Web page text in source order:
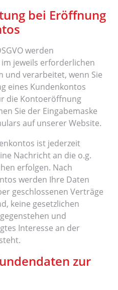
bei Eröffnung
werden
jeweils erforderlichen
und verarbeitet, wenn Sie
eines Kundenkontos
die Kontoeröffnung
Sie der Eingabemaske
auf unserer Website.
ist jederzeit
Nachricht an die o.g.
erfolgen. Nach
werden Ihre Daten
geschlossenen Verträge
keine gesetzlichen
und
Interesse an der
zur